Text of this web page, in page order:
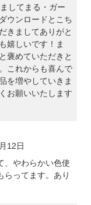
してまる・ガー
ウンロードとこち
きましてありがと
嬉しいです！ま
褒めていただきと
これからも喜んで
を増やしていきま
お願いいたします
12日
、やわらかい色使
らってます。あり